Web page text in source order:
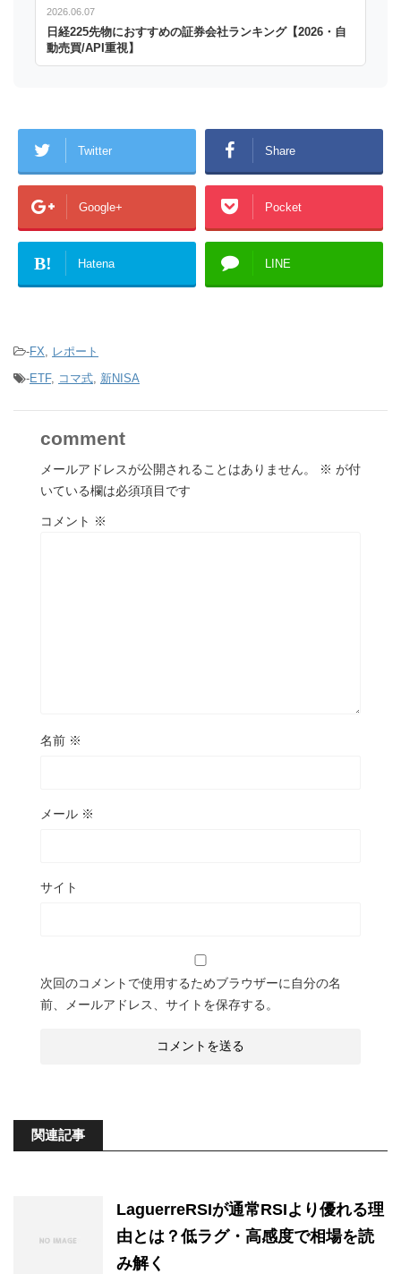
2026.06.07
日経225先物におすすめの証券会社ランキング【2026・自
動売買/API重視】
Twitter Share
Google+ Pocket
B! Hatena LINE
-FX, レポート
-ETF, コマ式, 新NISA
comment
メールアドレスが公開されることはありません。 ※ が付
いている欄は必須項目です
コメント ※
名前 ※
メール ※
サイト
次回のコメントで使用するためブラウザーに自分の名
前、メールアドレス、サイトを保存する。
関連記事
LaguerreRSIが通常RSIより優れる理
由とは？低ラグ・高感度で相場を読
み解く